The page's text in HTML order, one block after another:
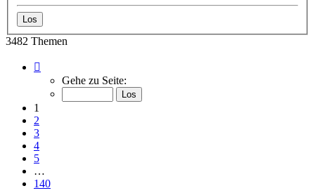
3482 Themen
von
Gehe zu Seite:
1
2
3
4
5
…
140